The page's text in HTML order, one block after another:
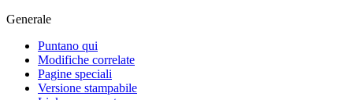
Generale
Puntano qui
Modifiche correlate
Pagine speciali
Versione stampabile